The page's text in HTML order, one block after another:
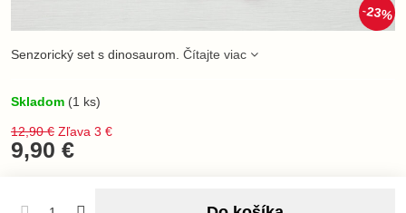
23%
Senzorický set s dinosaurom. Čítajte viac
Skladom (1 ks)
12,90 € Zľava 3 €
9,90 €